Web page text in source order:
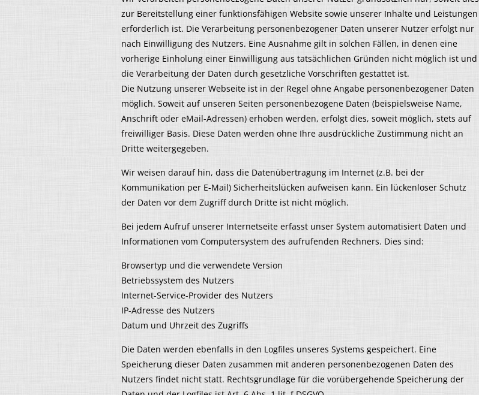
zur Bereitstellung einer funktionsfähigen Website sowie unserer Inhalte und Leistungen
erforderlich ist. Die Verarbeitung personenbezogener Daten unserer Nutzer erfolgt nur
nach Einwilligung des Nutzers. Eine Ausnahme gilt in solchen Fällen, in denen eine
vorherige Einholung einer Einwilligung aus tatsächlichen Gründen nicht möglich ist und
die Verarbeitung der Daten durch gesetzliche Vorschriften gestattet ist.
Die Nutzung unserer Webseite ist in der Regel ohne Angabe personenbezogener Daten
möglich. Soweit auf unseren Seiten personenbezogene Daten (beispielsweise Name,
Anschrift oder eMail-Adressen) erhoben werden, erfolgt dies, soweit möglich, stets auf
freiwilliger Basis. Diese Daten werden ohne Ihre ausdrückliche Zustimmung nicht an
Dritte weitergegeben.
Wir weisen darauf hin, dass die Datenübertragung im Internet (z.B. bei der
Kommunikation per E-Mail) Sicherheitslücken aufweisen kann. Ein lückenloser Schutz
der Daten vor dem Zugriff durch Dritte ist nicht möglich.
Bei jedem Aufruf unserer Internetseite erfasst unser System automatisiert Daten und
Informationen vom Computersystem des aufrufenden Rechners. Dies sind:
Browsertyp und die verwendete Version
Betriebssystem des Nutzers
Internet-Service-Provider des Nutzers
IP-Adresse des Nutzers
Datum und Uhrzeit des Zugriffs
Die Daten werden ebenfalls in den Logfiles unseres Systems gespeichert. Eine
Speicherung dieser Daten zusammen mit anderen personenbezogenen Daten des
Nutzers findet nicht statt. Rechtsgrundlage für die vorübergehende Speicherung der